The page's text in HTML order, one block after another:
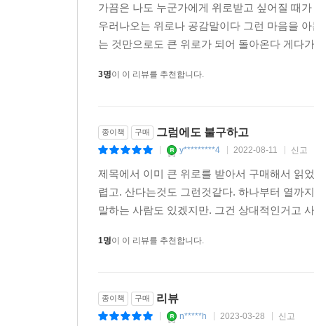
사랑할 수 있었으면 좋겠어.
--- p.84, 「삶을 오르는 너에게」 중에서
가능성이 없어도 믿어 주세요.
--- p.93
고마운 사람을 만나게 될 때가 있다
나에게 무언가를 바라지 않고
부디 내가 좋기를 바라기에
큰 의지가 되는 사람
오랜 관계를 위해서는
모든 관계에 적당한 거리가 필요합니다.
가끔은 나도 누군가에게 위로받고 싶어질 때
우러나오는 위로나 공감말이다 그런 마음을
는 것만으로도 큰 위로가 되어 돌아온다 게다
3명이 이 리뷰를 추천합니다.
종이책 구매 그럼에도 불구하고
y*********4 2022-08-11 신고
제목에서 이미 큰 위로를 받아서 구매해서 읽
렵고. 산다는것도 그런것같다. 하나부터 열까
말하는 사람도 있겠지만. 그건 상대적인거고
1명이 이 리뷰를 추천합니다.
종이책 구매 리뷰
n*****h 2023-03-28 신고